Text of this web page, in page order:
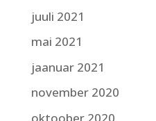
juuli 2021
mai 2021
jaanuar 2021
november 2020